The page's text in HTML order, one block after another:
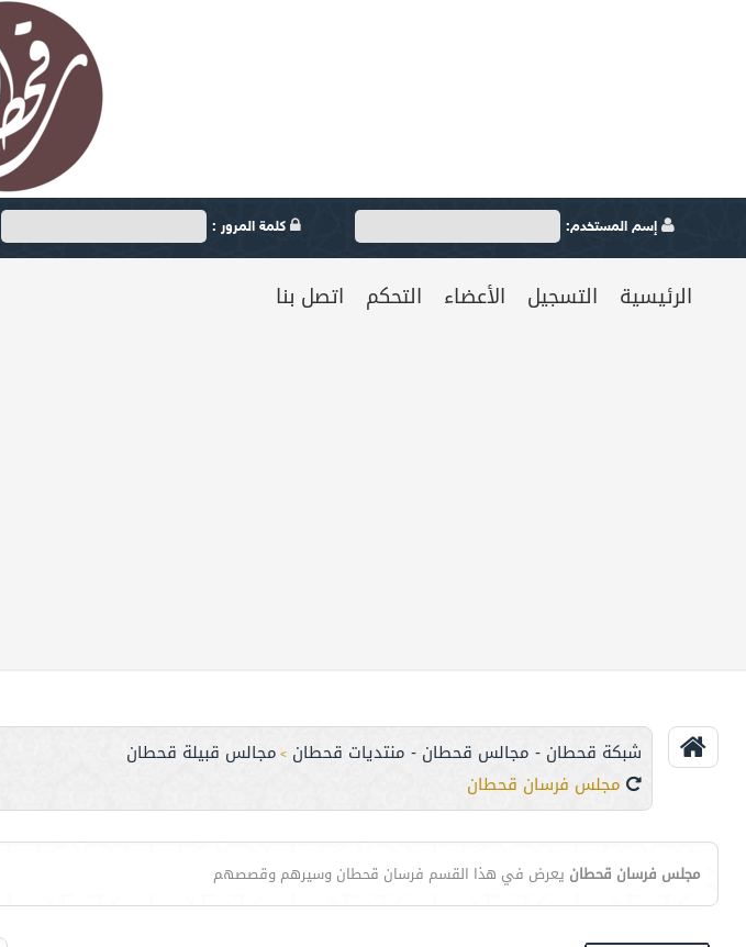
إسم المستخدم: كلمة المرور :
الرئيسية التسجيل الأعضاء التحكم اتصل بنا
شبكة قحطان - مجالس قحطان - منتديات قحطان > مجالس قبيلة قحطان
مجلس فرسان قحطان
مجلس فرسان قحطان يعرض في هذا القسم فرسان قحطان وسيرهم وقصصهم